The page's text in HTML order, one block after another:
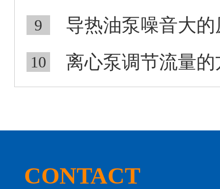
9 导热油泵噪音大
10 离心泵调节流量的
CONTACT